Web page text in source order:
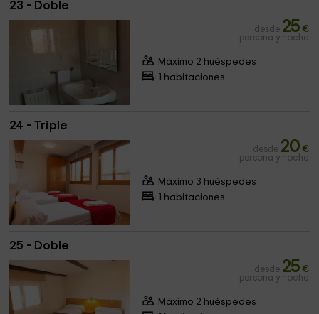
23 - Doble
desde 25 €
persona y noche
Máximo 2 huéspedes
1 habitaciones
24 - Triple
desde 20 €
persona y noche
Máximo 3 huéspedes
1 habitaciones
25 - Doble
desde 25 €
persona y noche
Máximo 2 huéspedes